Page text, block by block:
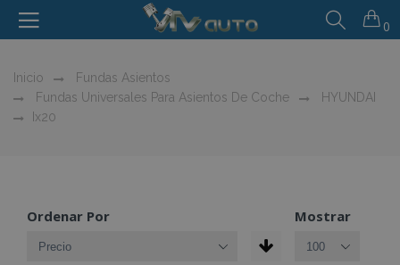
0
Inicio
Fundas Asientos
Fundas Universales Para Asientos De Coche
HYUNDAI
Ix20
Ordenar Por Mostrar